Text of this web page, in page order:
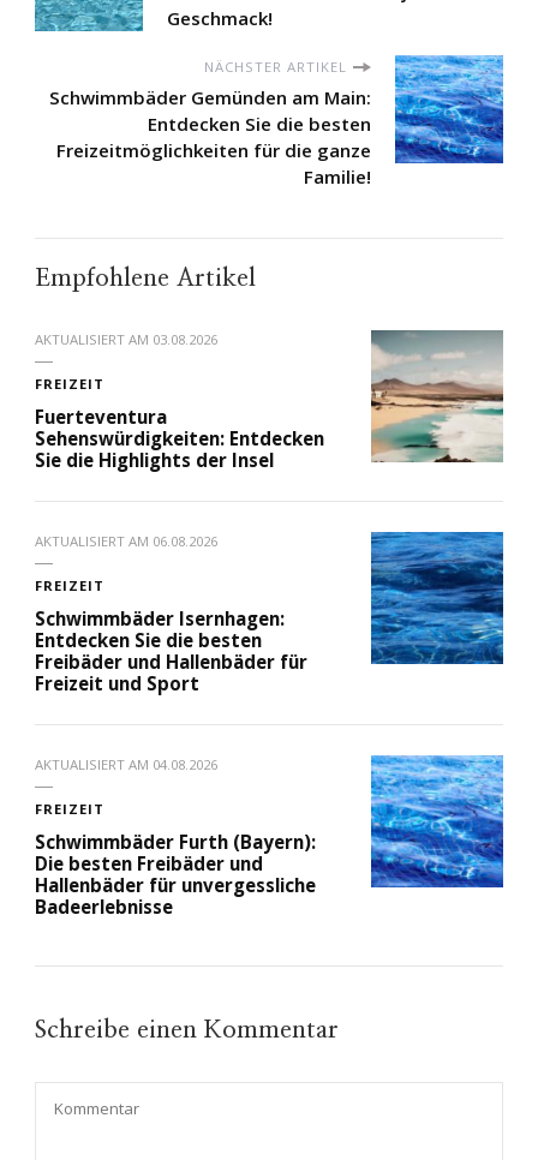
Geschmack!
NÄCHSTER ARTIKEL
Schwimmbäder Gemünden am Main:
Entdecken Sie die besten
Freizeitmöglichkeiten für die ganze
Familie!
Empfohlene Artikel
AKTUALISIERT AM 03.08.2026
FREIZEIT
Fuerteventura
Sehenswürdigkeiten: Entdecken
Sie die Highlights der Insel
AKTUALISIERT AM 06.08.2026
FREIZEIT
Schwimmbäder Isernhagen:
Entdecken Sie die besten
Freibäder und Hallenbäder für
Freizeit und Sport
AKTUALISIERT AM 04.08.2026
FREIZEIT
Schwimmbäder Furth (Bayern):
Die besten Freibäder und
Hallenbäder für unvergessliche
Badeerlebnisse
Schreibe einen Kommentar